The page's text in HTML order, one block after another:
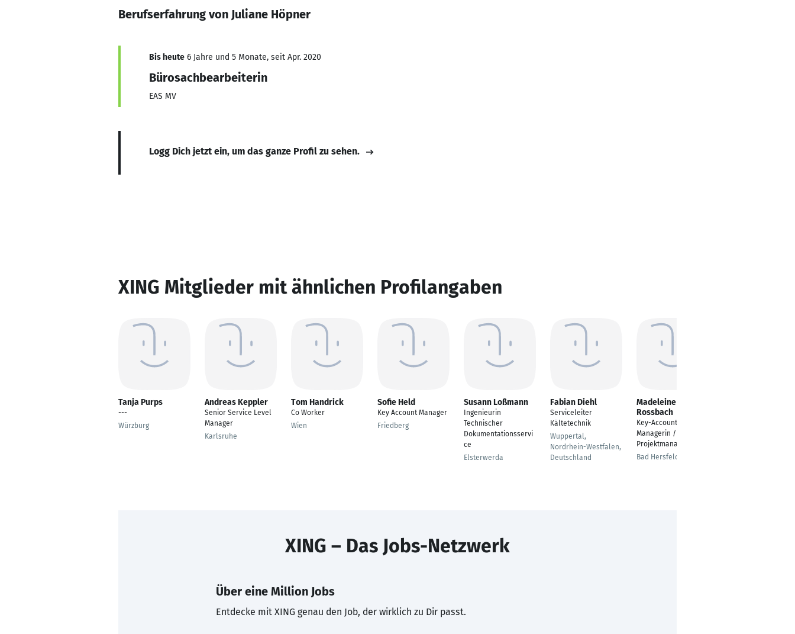
Berufserfahrung von Juliane Höpner
Bis heute 6 Jahre und 5 Monate, seit Apr. 2020
Bürosachbearbeiterin
EAS MV
Logg Dich jetzt ein, um das ganze Profil zu sehen.
XING Mitglieder mit ähnlichen Profilangaben
Tanja Purps
---
Würzburg
Andreas Keppler
Senior Service Level
Manager
Karlsruhe
Tom Handrick
Co Worker
Wien
Sofie Held
Key Account Manager
Friedberg
Susann Loßmann
Ingenieurin
Technischer
Dokumentationsservi
ce
Elsterwerda
Fabian Diehl
Serviceleiter
Kältetechnik
Wuppertal,
Nordrhein-Westfalen,
Deutschland
Madeleine
Rossbach
Key-Account-
Managerin /
Projektmanagerin
Bad Hersfeld
XING – Das Jobs-Netzwerk
Über eine Million Jobs
Entdecke mit XING genau den Job, der wirklich zu Dir passt.